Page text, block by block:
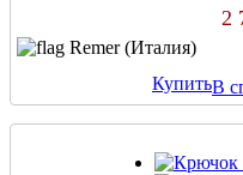
2
Remer (Италия)
КупитьВ